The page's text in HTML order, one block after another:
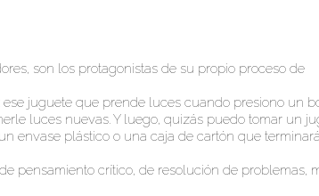
son los protagonistas de su propio proceso de
juguete que prende luces cuando presiono un
luces nuevas. Y luego, quizás puedo tomar un
envase plástico o una caja de cartón que
pensamiento crítico, de resolución de problemas,